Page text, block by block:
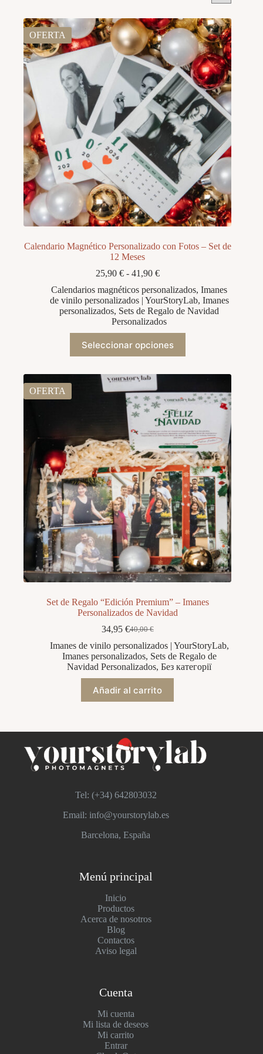
OFERTA
Calendario Magnético Personalizado con Fotos – Set de
12 Meses
25,90 € - 41,90 €Rango
precios:
desde
25,90 €
hasta
41,90 €
Calendarios magnéticos personalizados,Imanes
de vinilo personalizados | YourStoryLab, Imanes
personalizados, Sets de Regalo de Navidad
Personalizados
Seleccionar opciones
producto
tiene
variantes.
Las
opciones
se
pueden
elegir
en
la
página
de
producto
OFERTA
Set de Regalo “Edición Premium” – Imanes
Personalizados de Navidad
40,00€
El
precio
original
era:
40,00 €.
34,95 €El
precio
actual
es:
34,95 €.
Imanes de vinilo personalizados | YourStoryLab,
Imanes personalizados, Sets de Regalo de
Navidad Personalizados,Без категорії
Añadir al carrito
Tel: (+34) 642803032
Email: info@yourstorylab.es
Barcelona, España
Menú principal
Inicio
Productos
Acerca de nosotros
Blog
Contactos
Aviso legal
Cuenta
Mi cuenta
Mi lista de deseos
Mi carrito
Entrar